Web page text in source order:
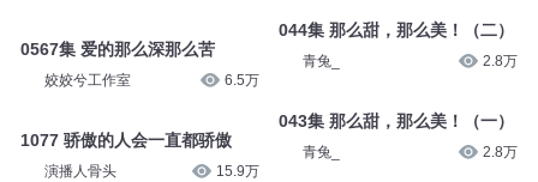
0567集 爱的那么深那么苦
姣姣兮工作室 6.5万
1077 骄傲的人会一直都骄傲
演播人骨头 15.9万
044集 那么甜，那么美！（二）
青兔_ 2.8万
043集 那么甜，那么美！（一）
青兔_ 2.8万